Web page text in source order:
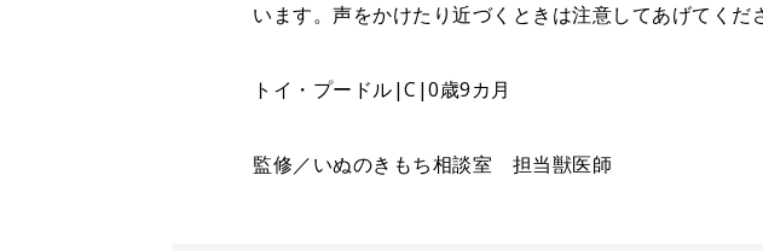
います。声をかけたり近づくときは注意してあげてくだ
トイ・プードル|C|0歳9カ月
監修／いぬのきもち相談室 担当獣医師